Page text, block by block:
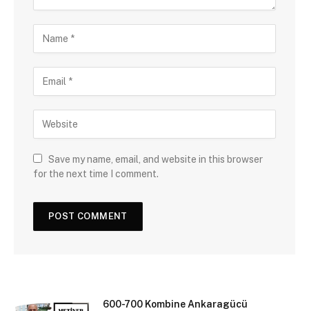
Save my name, email, and website in this browser
for the next time I comment.
600-700 Kombine Ankaragücü